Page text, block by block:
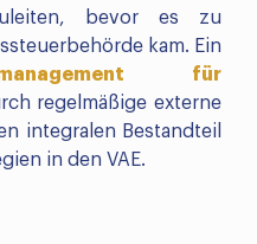
bevor es zu
kam. Ein
für
regelmäßige externe
integralen Bestandteil
in den VAE.